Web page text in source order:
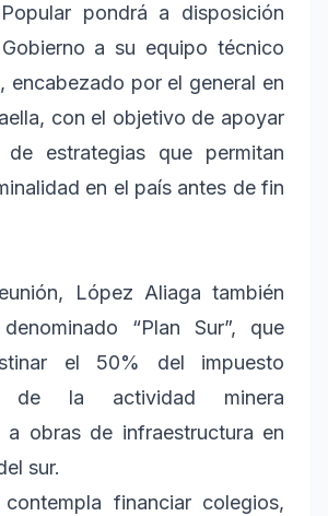
pondrá a disposición
a su equipo técnico
encabezado por el general en
con el objetivo de apoyar
de estrategias que permitan
en el país antes de fin
López Aliaga también
“Plan Sur”, que
el 50% del impuesto
de la actividad minera
a obras de infraestructura en
sur.
financiar colegios,